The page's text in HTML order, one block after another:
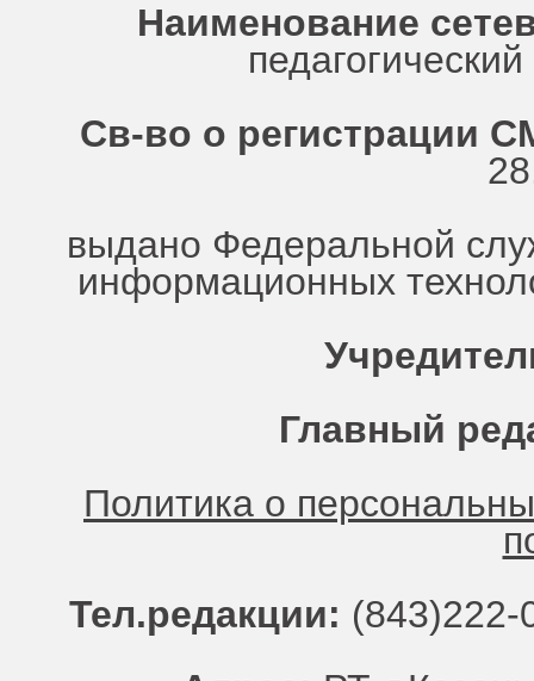
Наименование
Св-во о регистрации
выдано Федеральной
информационных
Главный
Политика о
Тел.редакции: